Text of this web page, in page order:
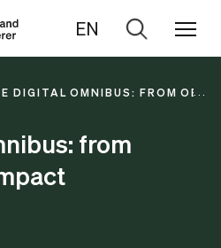
EN
Zur
DIGITAL OMNIBUS: FROM
from